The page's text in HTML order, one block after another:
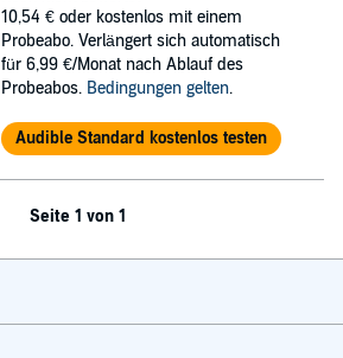
10,54 € oder kostenlos mit einem
Probeabo. Verlängert sich automatisch
für 6,99 €/Monat nach Ablauf des
Probeabos. Bedingungen gelten.
Audible Standard kostenlos testen
Seite 1 von 1